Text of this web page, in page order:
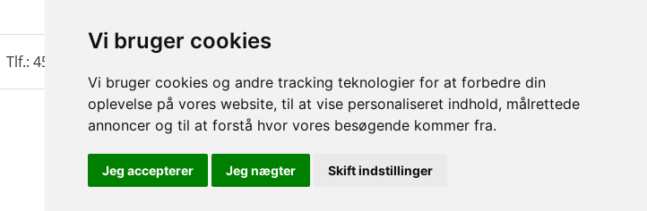
Vi bruger cookies
Vi bruger cookies og andre tracking teknologier for at forbedre din
oplevelse på vores website, til at vise personaliseret indhold, målrettede
annoncer og til at forstå hvor vores besøgende kommer fra.
Jeg accepterer Jeg nægter Skift indstillinger
Tlf.: 45 35 24 12